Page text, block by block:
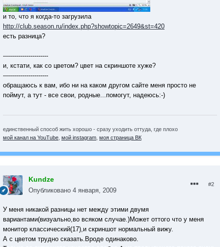
и то, что я когда-то загрузила
http://club.season.ru/index.php?showtopic=2649&st=420
есть разница?
-----------------------
и, кстати, как со цветом? цвет на скриншоте хуже?
-----------------------
обращаюсь к вам, ибо ни на каком другом сайте меня просто не
поймут, а тут - все свои, родные...помогут, надеюсь:-)
единственный способ жить хорошо - сразу уходить оттуда, где плохо
мой канал на YouTube мой instagram моя страница ВК
Kundze
Опубликовано 4 января, 2009
#2
У меня никакой разницы нет между этими двумя
вариантами(визуально,во всяком случае.)Может оттого что у меня
монитор классический(17),и скриншот нормальный вижу.
А с цветом трудно сказать.Вроде одинаково.